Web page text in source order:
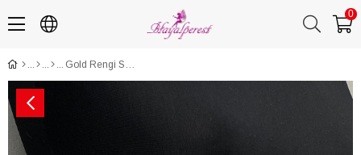
0
Gold Rengi Su Yolu Abiye Elbise Aksesuarı Taşlı Bel Kemeri